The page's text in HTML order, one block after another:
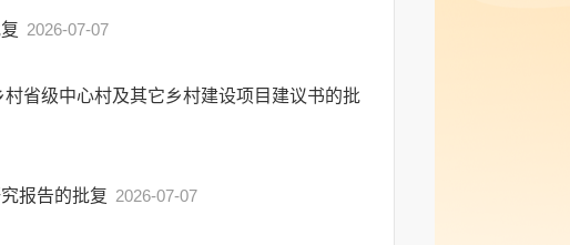
2026-07-07
省级中心村及其它乡村建设项目建议书的批
报告的批复 2026-07-07